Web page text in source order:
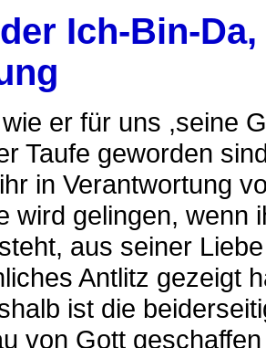
Ich-Bin-
er für uns ,seine
Taufe geworden
in Verantwortung
gelingen, wenn
aus seiner
Antlitz gezeigt
ist die
von Gott